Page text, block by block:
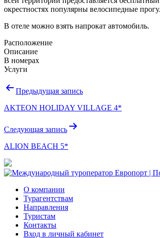
окрестностях популярны велосипедные
В отеле можно взять напрокат автомобиль.
Расположение
Описание
В номерах
Услуги
Навигация
записям
Предыдущая запись
AKTEON HOLIDAY VILLAGE 4*
Следующая запись
ALION BEACH 5*
О компании
Турагентствам
Направления
Туристам
Контакты
Вход в личный кабинет